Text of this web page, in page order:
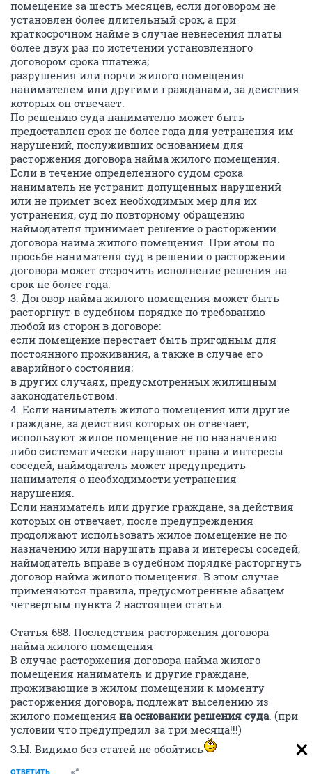
помещение за шесть месяцев, если договором не
установлен более длительный срок, а при
краткосрочном найме в случае невнесения платы
более двух раз по истечении установленного
договором срока платежа;
разрушения или порчи жилого помещения
нанимателем или другими гражданами, за действия
которых он отвечает.
По решению суда нанимателю может быть
предоставлен срок не более года для устранения им
нарушений, послуживших основанием для
расторжения договора найма жилого помещения.
Если в течение определенного судом срока
наниматель не устранит допущенных нарушений
или не примет всех необходимых мер для их
устранения, суд по повторному обращению
наймодателя принимает решение о расторжении
договора найма жилого помещения. При этом по
просьбе нанимателя суд в решении о расторжении
договора может отсрочить исполнение решения на
срок не более года.
3. Договор найма жилого помещения может быть
расторгнут в судебном порядке по требованию
любой из сторон в договоре:
если помещение перестает быть пригодным для
постоянного проживания, а также в случае его
аварийного состояния;
в других случаях, предусмотренных жилищным
законодательством.
4. Если наниматель жилого помещения или другие
граждане, за действия которых он отвечает,
используют жилое помещение не по назначению
либо систематически нарушают права и интересы
соседей, наймодатель может предупредить
нанимателя о необходимости устранения
нарушения.
Если наниматель или другие граждане, за действия
которых он отвечает, после предупреждения
продолжают использовать жилое помещение не по
назначению или нарушать права и интересы соседей,
наймодатель вправе в судебном порядке расторгнуть
договор найма жилого помещения. В этом случае
применяются правила, предусмотренные абзацем
четвертым пункта 2 настоящей статьи.
Статья 688. Последствия расторжения договора
найма жилого помещения
В случае расторжения договора найма жилого
помещения наниматель и другие граждане,
проживающие в жилом помещении к моменту
расторжения договора, подлежат выселению из
жилого помещения на основании решения суда. (при
условии что предупредил за три месяца!!!)
З.Ы. Видимо без статей не обойтись